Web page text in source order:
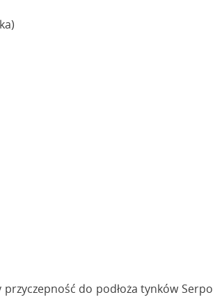
do podłoża tynków